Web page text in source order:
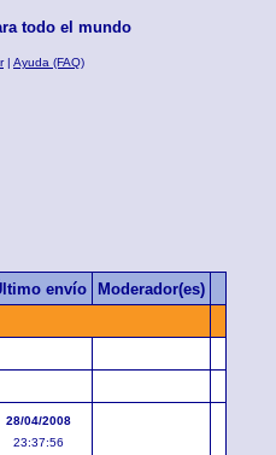
todo el mundo
| Ayuda (FAQ)
envío
Moderador(es)
28/04/2008
23:37:56